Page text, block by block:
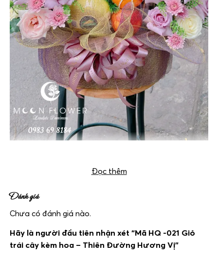
Đọc thêm
Đánh giá
Chưa có đánh giá nào.
Hãy là người đầu tiên nhận xét “Mã HQ -021 Giỏ
trái cây kèm hoa – Thiên Đường Hương Vị”